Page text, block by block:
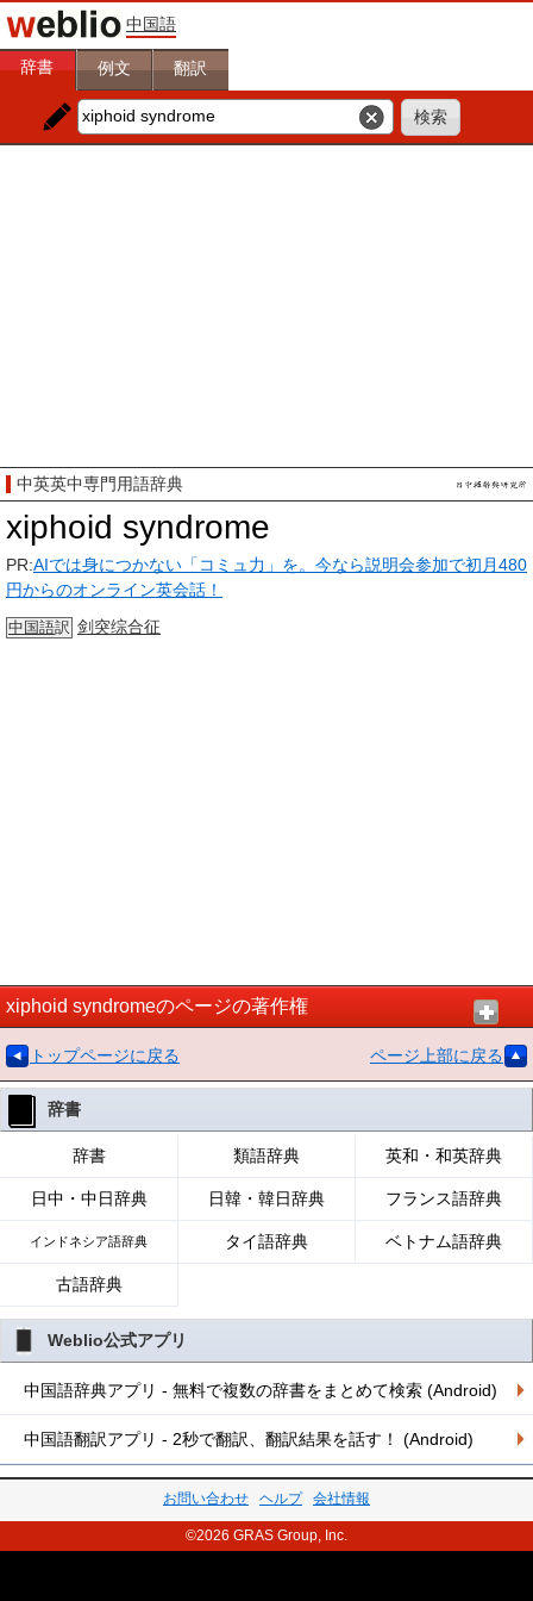
中国語
辞書 例文 翻訳
中英英中専門用語辞典
xiphoid syndrome
PR:AIでは身につかない「コミュ力」を。今なら説明会参加で初月480
円からのオンライン英会話！
中国語訳 剑突综合征
xiphoid syndromeのページの著作権
トップページに戻る ページ上部に戻る
辞書
辞書 類語辞典 英和・和英辞典
日中・中日辞典 日韓・韓日辞典 フランス語辞典
インドネシア語辞典 タイ語辞典 ベトナム語辞典
古語辞典
Weblio公式アプリ
中国語辞典アプリ - 無料で複数の辞書をまとめて検索 (Android)
中国語翻訳アプリ - 2秒で翻訳、翻訳結果を話す！ (Android)
お問い合わせ ヘルプ 会社情報
©2026 GRAS Group, Inc.